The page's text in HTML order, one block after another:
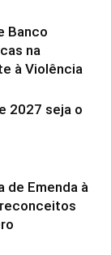
Banco
na
à Violência
2027 seja o
de Emenda à